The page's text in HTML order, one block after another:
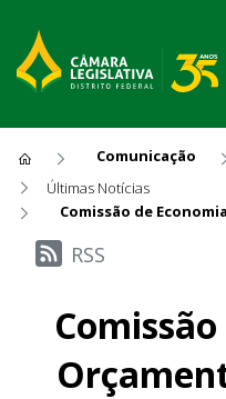
Comunicação
Últimas Notícias
Últimas
RSS